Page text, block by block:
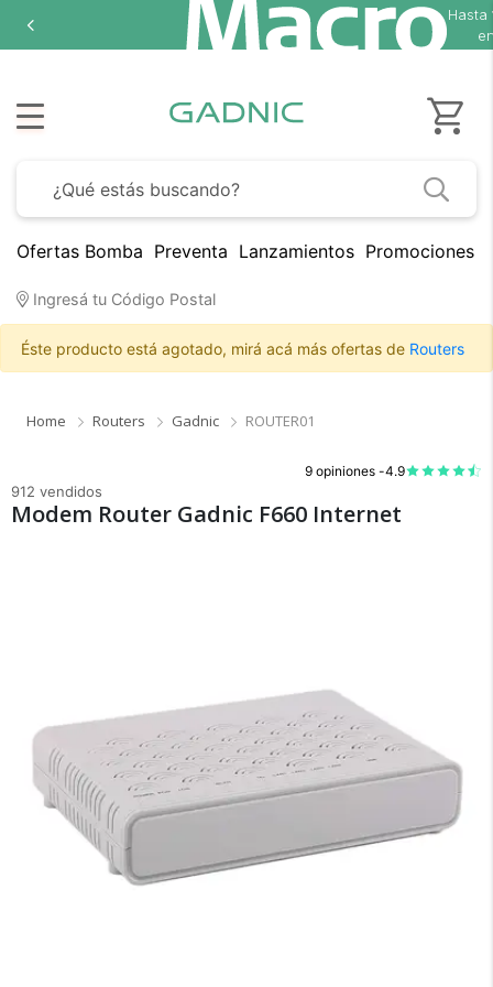
Hasta
Ofertas Bomba Preventa Lanzamientos Promociones
Ingresá tu Código Postal
Éste producto está agotado, mirá acá más ofertas de Routers
Home Routers Gadnic ROUTER01
9 opiniones -4.9
912 vendidos
Modem Router Gadnic F660 Internet
Medios de Pago ×